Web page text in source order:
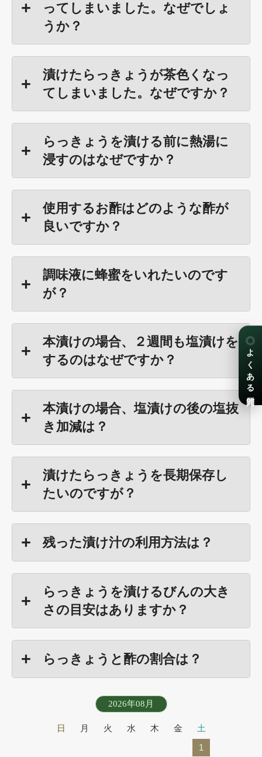
ってしまいました。なぜでしょ
うか？
漬けたらっきょうが茶色くなっ
てしまいました。なぜですか？
らっきょうを漬ける前に熱湯に
浸すのはなぜですか？
使用するお酢はどのような酢が
良いですか？
調味液に蜂蜜をいれたいのです
が？
本漬けの場合、２週間も塩漬けを
するのはなぜですか？
本漬けの場合、塩漬けの後の塩抜
き加減は？
漬けたらっきょうを長期保存し
たいのですが？
残った漬け汁の利用方法は？
らっきょうを漬けるびんの大き
さの目安はありますか？
らっきょうと酢の割合は？
2026年08月
日 月 火 水 木 金
土
1
よくある質問